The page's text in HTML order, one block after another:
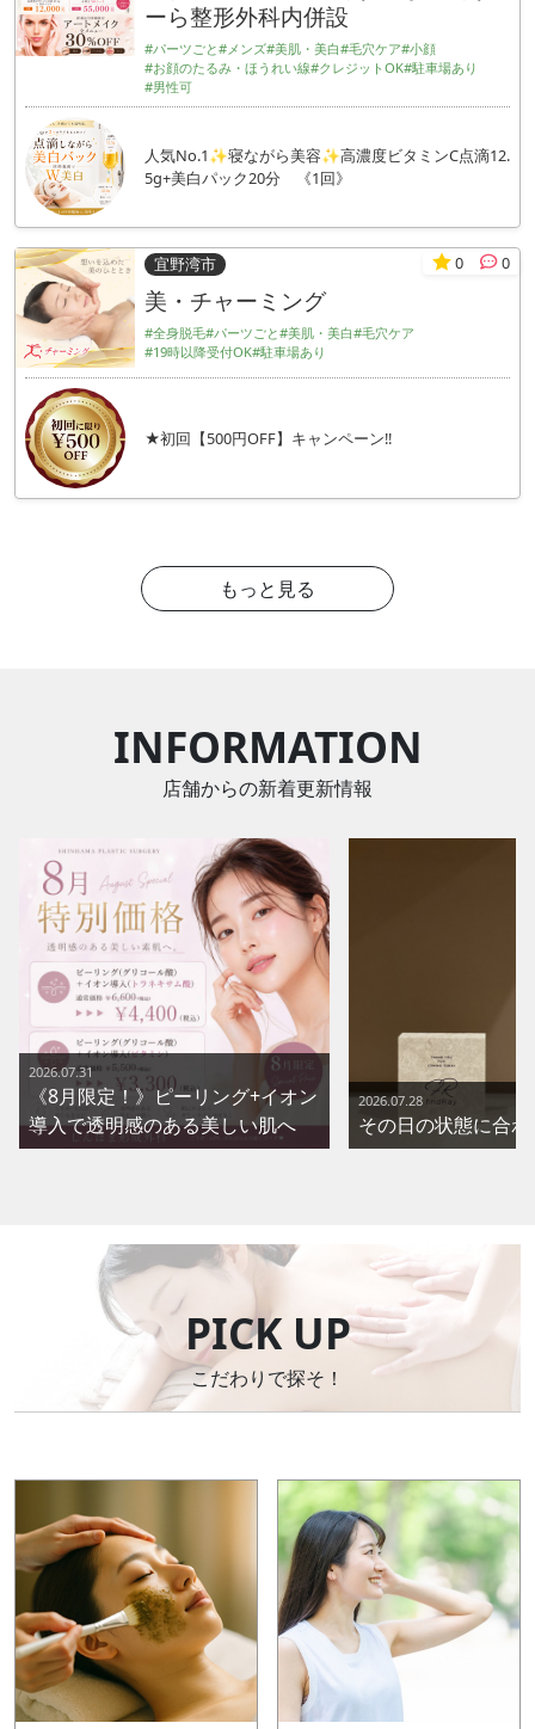
ーら整形外科内併設
#パーツごと#メンズ#美肌・美白#毛穴ケア#小顔
#お顔のたるみ・ほうれい線#クレジットOK#駐車場あり
#男性可
人気No.1✨寝ながら美容✨高濃度ビタミンC点滴12.
5g+美白パック20分 《1回》
宜野湾市 0 0
美・チャーミング
#全身脱毛#パーツごと#美肌・美白#毛穴ケア
#19時以降受付OK#駐車場あり
★初回【500円OFF】キャンペーン!!
もっと見る
INFORMATION
店舗からの新着更新情報
2026.07.31
《8月限定！》ピーリング+イオン
導入で透明感のある美しい肌へ
2026.07.28
その日の状態に合
PICK UP
こだわりで探そ！